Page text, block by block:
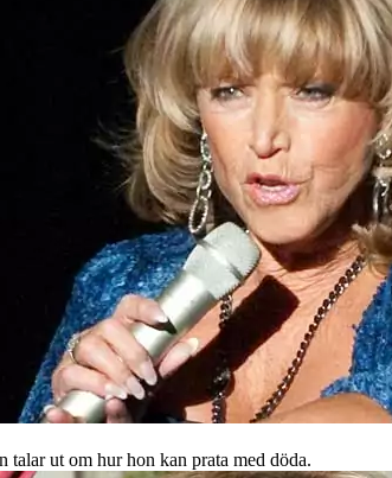
ut om hur hon kan prata med döda.